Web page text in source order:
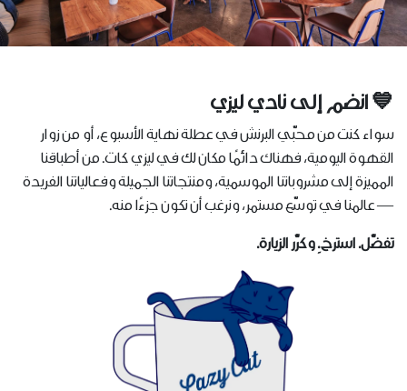
💙 انضم إلى نادي ليزي
سواء كنت من محبّي البرنش في عطلة نهاية الأسبوع، أو من زوار
القهوة اليومية، فهناك دائمًا مكان لك في ليزي كات. من أطباقنا
المميزة إلى مشروباتنا الموسمية، ومنتجاتنا الجميلة وفعالياتنا الفريدة
— عالمنا في توسّع مستمر، ونرغب أن تكون جزءًا منه.
تفضّل. استرخِ. وكرّر الزيارة.